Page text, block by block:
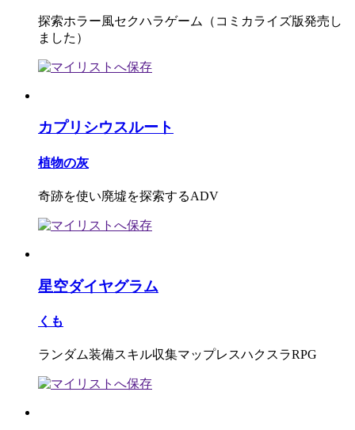
探索ホラー風セクハラゲーム（コミカライズ版発売し
ました）
カプリシウスルート
植物の灰
奇跡を使い廃墟を探索するADV
星空ダイヤグラム
くも
ランダム装備スキル収集マップレスハクスラRPG